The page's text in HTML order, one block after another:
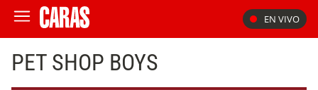
EN VIVO
PET SHOP BOYS